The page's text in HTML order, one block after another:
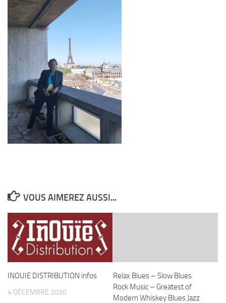
VOUS AIMEREZ AUSSI...
INOUIE DISTRIBUTION infos
4 DÉCEMBRE 2020
Relax Blues – Slow Blues
Rock Music – Greatest of
Modern Whiskey Blues Jazz